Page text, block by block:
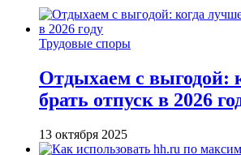
Трудовые споры
Отдыхаем с выгодой:
брать отпуск в 2026
13 октября 2025